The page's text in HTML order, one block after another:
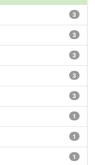
3
3
3
3
3
1
1
1